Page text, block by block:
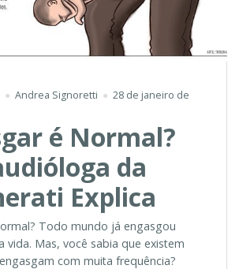
Andrea Signoretti
28 de janeiro de
é Normal?
da
Explica
Todo mundo já engasgou
vida. Mas, você sabia que existem
com muita frequência?